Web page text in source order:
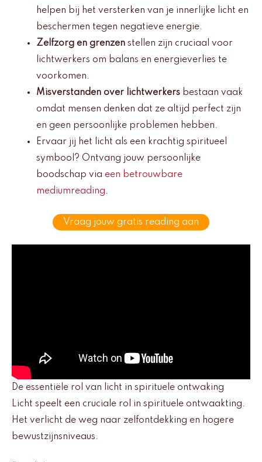
helpen bij het versterken van je innerlijke licht en
beschermen tegen negatieve energie.
Zelfzorg en grenzen stellen zijn cruciaal voor
lichtwerkers om balans en energieverlies te
voorkomen.
Misverstanden over lichtwerkers bestaan vaak
omdat mensen denken dat ze altijd perfect zijn
en geen persoonlijke problemen hebben.
Ervaar jij het licht als een krachtig spiritueel
symbool? Ontvang jouw persoonlijke
boodschap via een betrouwbare
mediumreading.
Vraag jouw gratis reading aan
De essentiële rol van licht in spirituele ontwaking
Licht speelt een cruciale rol in spirituele ontwaakting.
Het verlicht de weg naar zelfontdekking en hogere
bewustzijnsniveaus.